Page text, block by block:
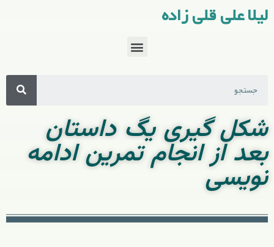
لیلا علی قلی زاده
شکل گیری یگ داستان
بعد از انجام تمرین ادامه
نویسی